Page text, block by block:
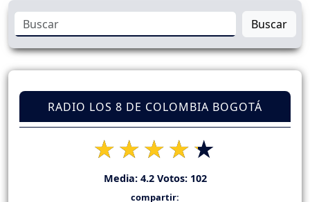
Buscar
RADIO LOS 8 DE COLOMBIA BOGOTÁ
Media: 4.2Votos: 102
compartir: